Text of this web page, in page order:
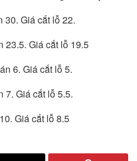
30. Giá cắt lỗ 22.
23.5. Giá cắt lỗ 19.5
6. Giá cắt lỗ 5.
7. Giá cắt lỗ 5.5.
Giá cắt lỗ 8.5